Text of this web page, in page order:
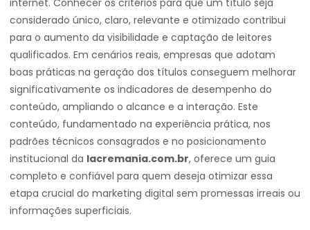
internet. Conhecer os critérios para que um título seja
considerado único, claro, relevante e otimizado contribui
para o aumento da visibilidade e captação de leitores
qualificados. Em cenários reais, empresas que adotam
boas práticas na geração dos títulos conseguem melhorar
significativamente os indicadores de desempenho do
conteúdo, ampliando o alcance e a interação. Este
conteúdo, fundamentado na experiência prática, nos
padrões técnicos consagrados e no posicionamento
institucional da lacremania.com.br, oferece um guia
completo e confiável para quem deseja otimizar essa
etapa crucial do marketing digital sem promessas irreais ou
informações superficiais.